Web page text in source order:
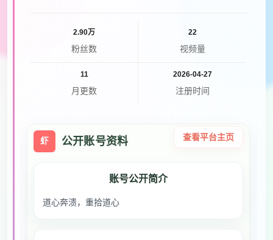
2.90万
粉丝数
22
视频量
11
月更数
2026-04-27
注册时间
虾 公开账号资料 查看平台主页
账号公开简介
道心奔溃，重拾道心